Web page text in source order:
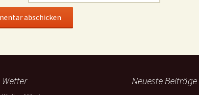
Wetter Neueste Beiträge